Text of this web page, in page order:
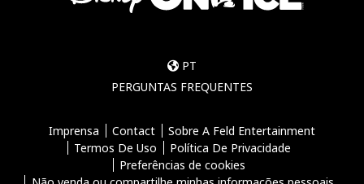
PT
PERGUNTAS FREQUENTES
Imprensa Contact
Sobre A Feld Entertainment
Termos De Uso
Política De Privacidade
Preferências de cookies